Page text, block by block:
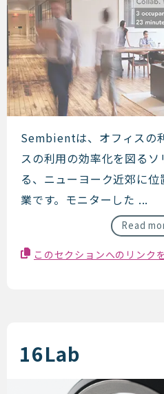
Sembient
Sembientは、オフィスの
スの利用の効率化を図る
る、ニューヨーク近郊に
業です。モニターした ...
Read
このセクションへのリンク
16Lab